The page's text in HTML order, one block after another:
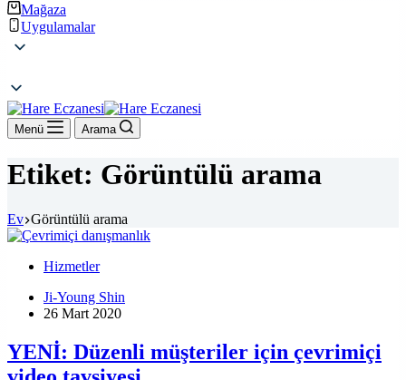
Mağaza
Uygulamalar
Menü Arama
Etiket: Görüntülü arama
Ev Görüntülü arama
Hizmetler
Ji-Young Shin
26 Mart 2020
YENİ: Düzenli müşteriler için çevrimiçi